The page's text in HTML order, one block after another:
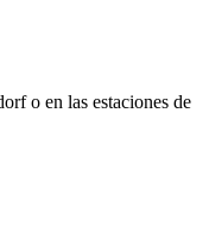
o en las estaciones de